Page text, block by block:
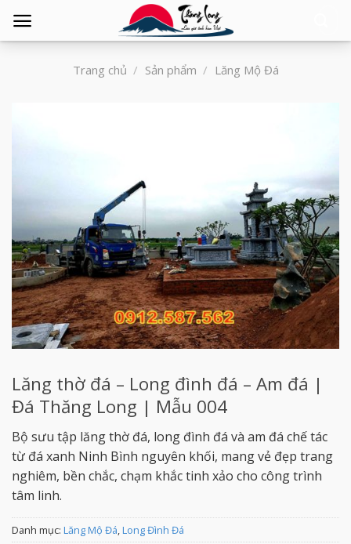
Trang chủ / Sản phẩm / Lăng Mộ Đá
Lăng thờ đá – Long đình đá – Am đá |
Đá Thăng Long | Mẫu 004
Bộ sưu tập lăng thờ đá, long đình đá và am đá chế tác
từ đá xanh Ninh Bình nguyên khối, mang vẻ đẹp trang
nghiêm, bền chắc, chạm khắc tinh xảo cho công trình
tâm linh.
Danh mục: Lăng Mộ Đá,Long Đình Đá